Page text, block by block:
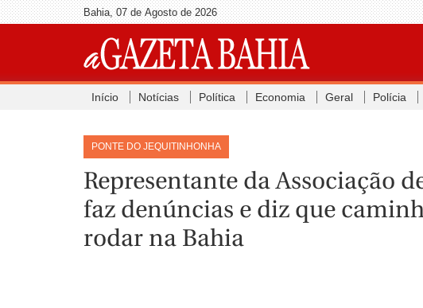
Bahia, 07 de Agosto de 2026
Início Notícias Política Economia Geral Polícia
PONTE DO JEQUITINHONHA
Representante da Associação
faz denúncias e diz que
rodar na Bahia